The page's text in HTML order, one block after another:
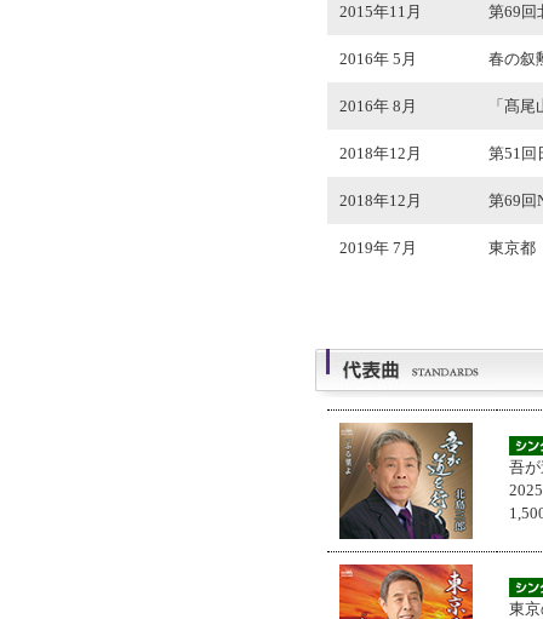
2015年11月 第69回
2016年 5月 春の叙
2016年 8月 「髙
2018年12月 第51回
2018年12月 第69回
2019年 7月 東京都
吾
東